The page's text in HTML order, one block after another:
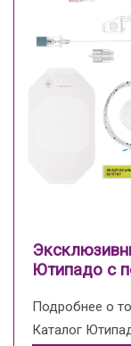
Ютипадо с
Подробнее о
Каталог